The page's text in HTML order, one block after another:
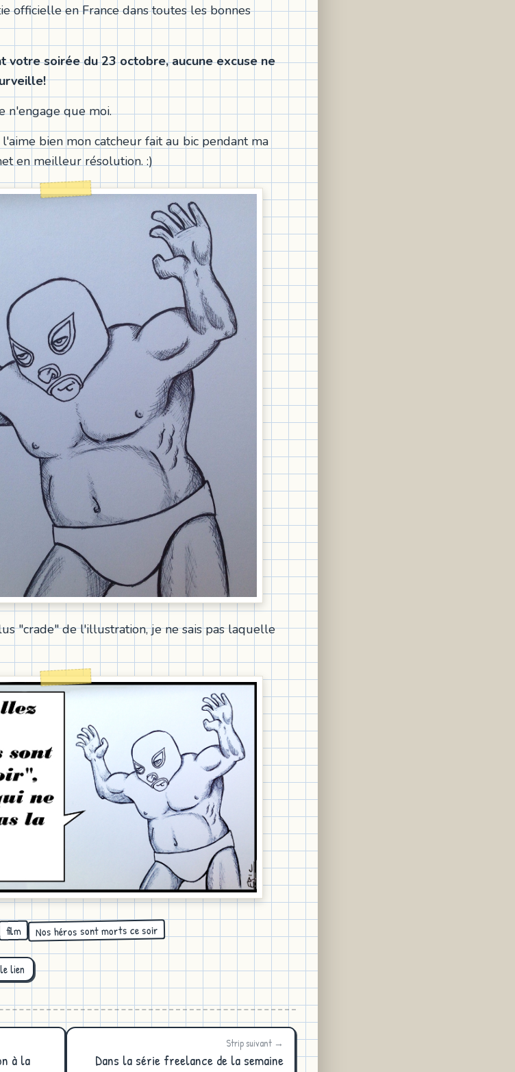
officielle en France dans toutes les bonnes
votre soirée du 23 octobre, aucune excuse ne
n'engage que moi.
bien mon catcheur fait au bic pendant ma
en meilleur résolution. :)
"crade" de l'illustration, je ne sais pas laquelle
film Nos héros sont morts ce soir
lien
à la
Strip suivant →
Dans la série freelance de la semaine